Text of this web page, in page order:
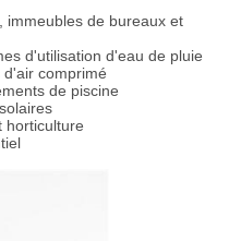
immeubles de bureaux et
d'utilisation d'eau de pluie
comprimé
de piscine
horticulture